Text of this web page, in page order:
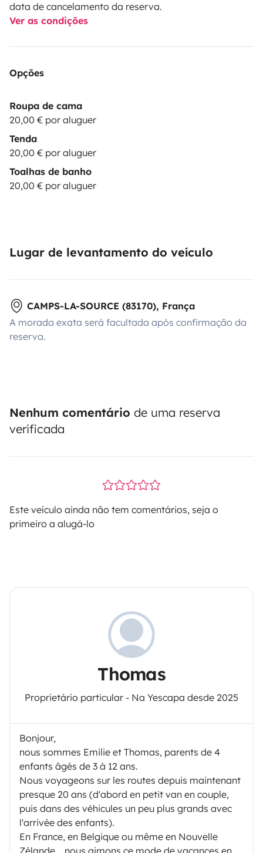
data de cancelamento da reserva.
Ver as condições
Opções
Roupa de cama
20,00 € por aluguer
Tenda
20,00 € por aluguer
Toalhas de banho
20,00 € por aluguer
Lugar de levantamento do veículo
CAMPS-LA-SOURCE (83170), França
A morada exata será facultada após confirmação da
reserva.
Nenhum comentário de uma reserva
verificada
Este veículo ainda não tem comentários, seja o
primeiro a alugá-lo
Thomas
Proprietário particular - Na Yescapa desde 2025
Bonjour,
nous sommes Emilie et Thomas, parents de 4
enfants âgés de 3 à 12 ans.
Nous voyageons sur les routes depuis maintenant
presque 20 ans (d'abord en petit van en couple,
puis dans des véhicules un peu plus grands avec
l'arrivée des enfants).
En France, en Belgique ou même en Nouvelle